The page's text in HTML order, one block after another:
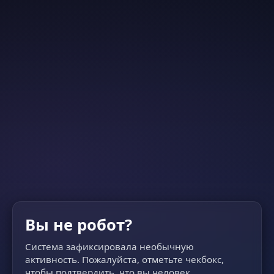
Вы не робот?
Система зафиксировала необычную
активность. Пожалуйста, отметьте чекбокс,